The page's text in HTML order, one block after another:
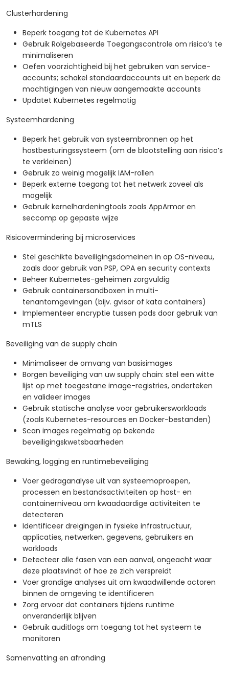
Clusterhardening
Beperk toegang tot de Kubernetes API
Gebruik Rolgebaseerde Toegangscontrole om risico’s te
minimaliseren
Oefen voorzichtigheid bij het gebruiken van service-
accounts; schakel standaardaccounts uit en beperk de
machtigingen van nieuw aangemaakte accounts
Updatet Kubernetes regelmatig
Systeemhardening
Beperk het gebruik van systeembronnen op het
hostbesturingssysteem (om de blootstelling aan risico’s
te verkleinen)
Gebruik zo weinig mogelijk IAM-rollen
Beperk externe toegang tot het netwerk zoveel als
mogelijk
Gebruik kernelhardeningtools zoals AppArmor en
seccomp op gepaste wijze
Risicovermindering bij microservices
Stel geschikte beveiligingsdomeinen in op OS-niveau,
zoals door gebruik van PSP, OPA en security contexts
Beheer Kubernetes-geheimen zorgvuldig
Gebruik containersandboxen in multi-
tenantomgevingen (bijv. gvisor of kata containers)
Implementeer encryptie tussen pods door gebruik van
mTLS
Beveiliging van de supply chain
Minimaliseer de omvang van basisimages
Borgen beveiliging van uw supply chain: stel een witte
lijst op met toegestane image-registries, onderteken
en valideer images
Gebruik statische analyse voor gebruikersworkloads
(zoals Kubernetes-resources en Docker-bestanden)
Scan images regelmatig op bekende
beveiligingskwetsbaarheden
Bewaking, logging en runtimebeveiliging
Voer gedraganalyse uit van systeemoproepen,
processen en bestandsactiviteiten op host- en
containerniveau om kwaadaardige activiteiten te
detecteren
Identificeer dreigingen in fysieke infrastructuur,
applicaties, netwerken, gegevens, gebruikers en
workloads
Detecteer alle fasen van een aanval, ongeacht waar
deze plaatsvindt of hoe ze zich verspreidt
Voer grondige analyses uit om kwaadwillende actoren
binnen de omgeving te identificeren
Zorg ervoor dat containers tijdens runtime
onveranderlijk blijven
Gebruik auditlogs om toegang tot het systeem te
monitoren
Samenvatting en afronding